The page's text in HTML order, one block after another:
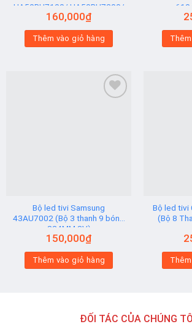
UA50RU7100/ UA50RU7200/
UA50RU7300 (2 thanh viền 6V
N2) Hạt Vuông
160,000₫
Thêm vào giỏ hàng
Bộ led tivi Samsung
43AU7002 (Bộ 3 thanh 9 bóng
824MM 3V)
150,000₫
Thêm vào giỏ hàng
Bộ led tivi
(Bộ 8
ĐỐI TÁC CỦA CHÚNG